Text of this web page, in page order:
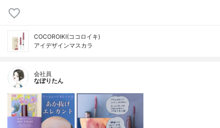
COCOROIKI(ココロイキ)
アイデザインマスカラ
会社員
なぽりたん